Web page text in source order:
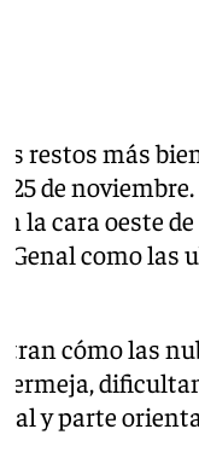
restos más
25 de
la cara oeste
Genal como
cómo las
y parte